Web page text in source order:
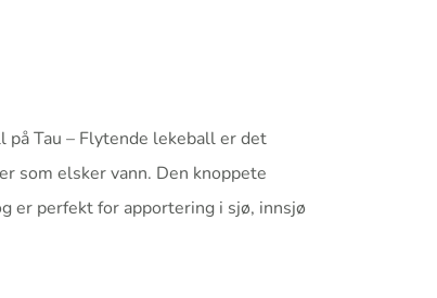
på Tau – Flytende lekeball er det
som elsker vann. Den knoppete
er perfekt for apportering i sjø, innsjø